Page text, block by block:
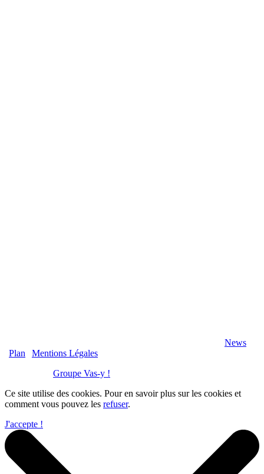
News
Plan
Mentions Légales
Groupe Vas-y !
Ce site utilise des cookies. Pour en savoir plus sur les cookies et
comment vous pouvez les refuser.
J'accepte !